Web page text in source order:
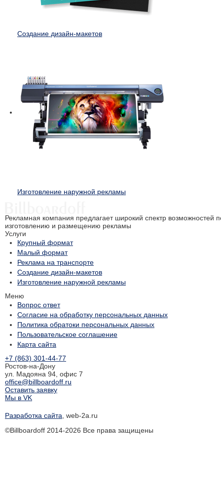
Создание дизайн-макетов
Изготовление наружной рекламы
Рекламная компания предлагает широкий спектр возможностей
изготовлению и размещению рекламы
Услуги
Крупный формат
Малый формат
Реклама на транспорте
Создание дизайн-макетов
Изготовление наружной рекламы
Меню
Вопрос ответ
Согласие на обработку персональных данных
Политика обратоки персональных данных
Пользовательское соглашение
Карта сайта
+7 (863) 301-44-77
Ростов-на-Дону
ул. Мадояна 94, офис 7
office@billboardoff.ru
Оставить заявку
Мы в VK
Разработка сайта , web-2a.ru
©Billboardoff 2014-2026 Все права защищены